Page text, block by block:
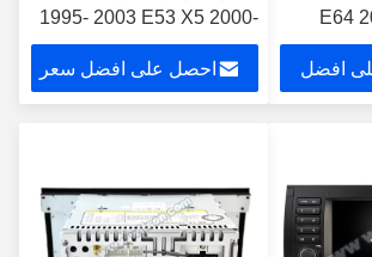
E64
افضل
1995- 2003 E53 X5 2000-
2007 1995-2003 M5 2000-
2007 X5 2000-2007
احصل على افضل سعر